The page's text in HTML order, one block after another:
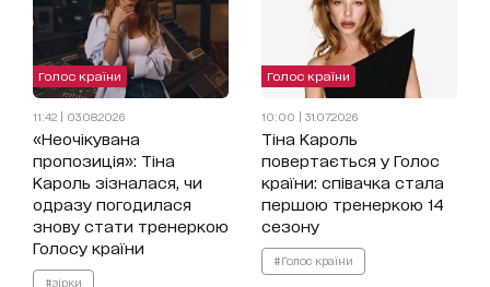
Голос країни
11:42 | 03.08.2026
«Неочікувана
пропозиція»: Тіна
Кароль зізналася, чи
одразу погодилася
знову стати тренеркою
Голосу країни
#зірки
Голос країни
10:00 | 31.07.2026
Тіна Кароль
повертається у Голос
країни: співачка стала
першою тренеркою 14
сезону
#Голос країни